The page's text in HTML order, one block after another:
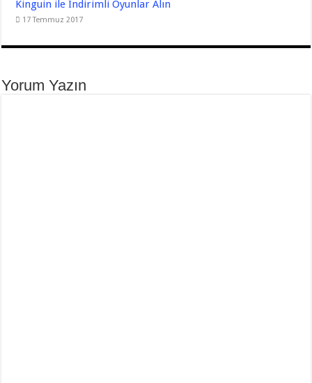
Kinguin ile İndirimli Oyunlar Alın
17 Temmuz 2017
Yorum Yazın